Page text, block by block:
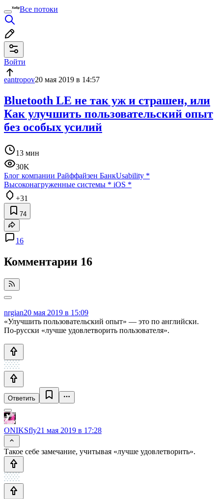
Все потоки
Войти
eantropov20 мая 2019 в 14:57
Bluetooth LE не так уж и страшен, или
Как улучшить пользовательский опыт
без особых усилий
13 мин
30K
Блог компании Райффайзен БанкUsability *
Высоконагруженные системы * iOS *
+31
74
16
Комментарии 16
nrgian20 мая 2019 в 15:09
«Улучшить пользовательский опыт» — это по английски.
По-русски «лучше удовлетворить пользователя».
Ответить
ONIKSfly21 мая 2019 в 17:28
Такое себе замечание, учитывая «лучше удовлетворить».